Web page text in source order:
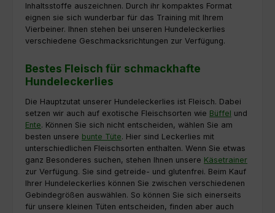
Inhaltsstoffe auszeichnen. Durch ihr kompaktes Format
eignen sie sich wunderbar für das Training mit Ihrem
Vierbeiner. Ihnen stehen bei unseren Hundeleckerlies
verschiedene Geschmacksrichtungen zur Verfügung.
Bestes Fleisch für schmackhafte
Hundeleckerlies
Die Hauptzutat unserer Hundeleckerlies ist Fleisch. Dabei
setzen wir auch auf exotische Fleischsorten wie Büffel und
Ente. Können Sie sich nicht entscheiden, wählen Sie am
besten unsere bunte Tüte. Hier sind Leckerlies mit
unterschiedlichen Fleischsorten enthalten. Wenn Sie etwas
ganz Besonderes suchen, stehen Ihnen unsere Käsetrainer
zur Verfügung. Sie sind getreide- und glutenfrei. Beim Kauf
Ihrer Hundeleckerlies können Sie zwischen verschiedenen
Gebindegrößen auswählen. So können Sie sich einerseits
für unsere kleinen Tüten entscheiden, finden aber auch